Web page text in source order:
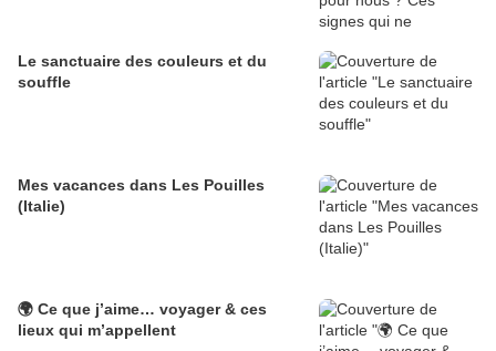
Le sanctuaire des couleurs et du
souffle
Mes vacances dans Les Pouilles
(Italie)
🌍 Ce que j’aime… voyager & ces
lieux qui m’appellent